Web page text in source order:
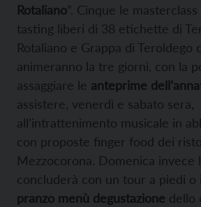
Rotaliano”. Cinque le
tasting liberi di 38 etichette di
Rotaliano e Grappa di Teroldego
animeranno la tre giorni, con la
assaggiare le anteprime
assistere, venerdì e sabato sera,
all’intrattenimento musicale in
con proposte finger food dei
Mezzocorona. Domenica invece
concluderà con un tour a piedi o
pranzo menù degustazione dello